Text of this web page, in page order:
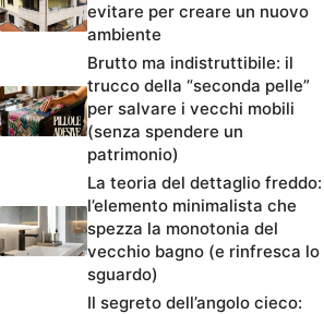
evitare per creare un nuovo
ambiente
Brutto ma indistruttibile: il
trucco della “seconda pelle”
per salvare i vecchi mobili
(senza spendere un
patrimonio)
La teoria del dettaglio freddo:
l’elemento minimalista che
spezza la monotonia del
vecchio bagno (e rinfresca lo
sguardo)
Il segreto dell’angolo cieco: